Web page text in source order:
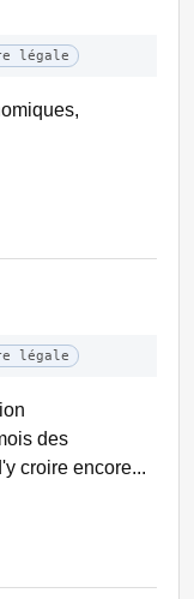
légale
légale
des
croire encore...